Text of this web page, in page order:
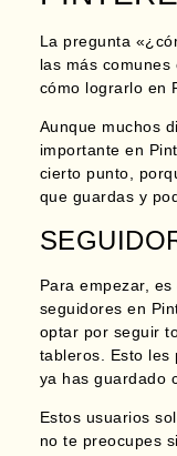
La pregunta
las más
cómo lograrlo en
Aunque muchos
importante en
cierto punto,
que guardas y
Para empezar,
seguidores en
optar por seguir
tableros. Esto les
ya has guardado
Estos usuarios
no te preocupes